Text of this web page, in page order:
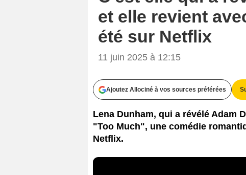
et elle revient
été sur Netflix
11 juin 2025 à 12:15
Ajoutez Allociné à vos sources préférées
Lena Dunham, qui a révélé Adam
"Too Much", une comédie
Netflix.